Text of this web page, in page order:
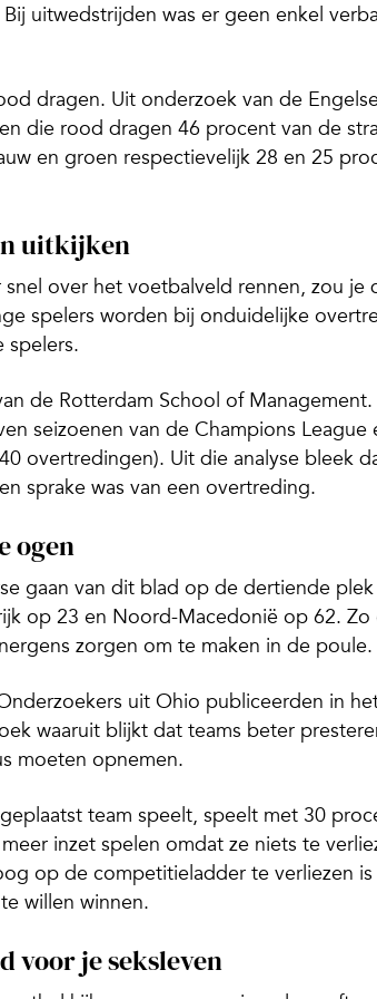
uitwedstrijden was er geen enkel
dragen. Uit onderzoek van de
die rood dragen 46 procent van de
en groen respectievelijk 28 en 25
uitkijken
over het voetbalveld rennen, zou je
spelers worden bij onduidelijke
spelers.
de Rotterdam School of Management.
seizoenen van de Champions
overtredingen). Uit die analyse bleek
sprake was van een overtreding.
ogen
gaan van dit blad op de dertiende
op 23 en Noord-Macedonië op 62.
zorgen om te maken in de poule.
uit Ohio publiceerden in
waaruit blijkt dat teams beter
moeten opnemen.
team speelt, speelt met 30
inzet spelen omdat ze niets te
op de competitieladder te verliezen
willen winnen.
voor je seksleven